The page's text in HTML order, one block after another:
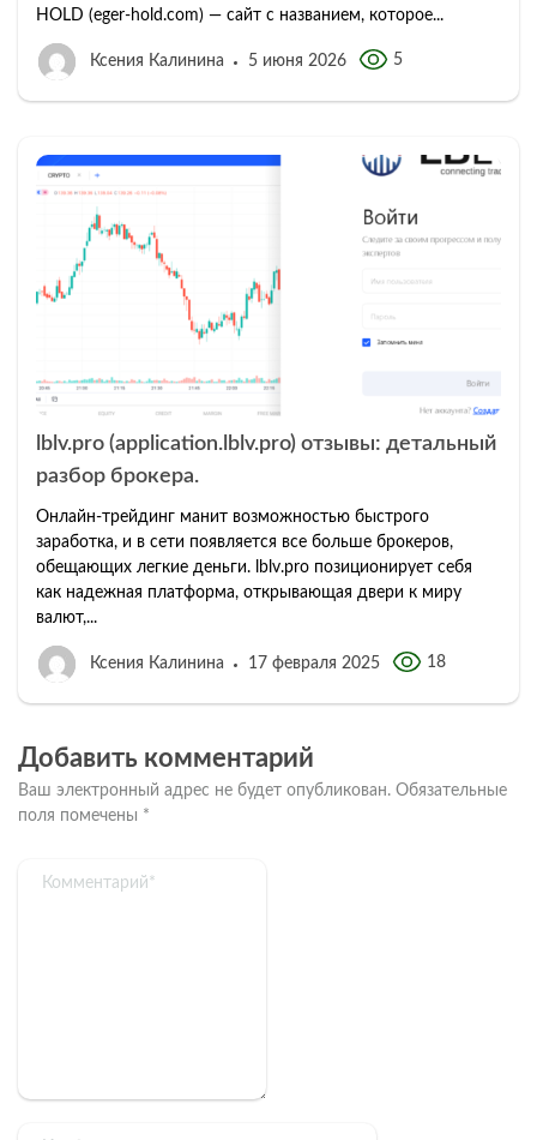
HOLD (eger-hold.com) — сайт с названием, которое...
Ксения Калинина 5 июня 2026 5
lblv.pro (application.lblv.pro) отзывы: детальный
разбор брокера.
Онлайн-трейдинг манит возможностью быстрого
заработка, и в сети появляется все больше брокеров,
обещающих легкие деньги. lblv.pro позиционирует себя
как надежная платформа, открывающая двери к миру
валют,...
Ксения Калинина 17 февраля 2025 18
Добавить комментарий
Ваш электронный адрес не будет опубликован. Обязательные
поля помечены *